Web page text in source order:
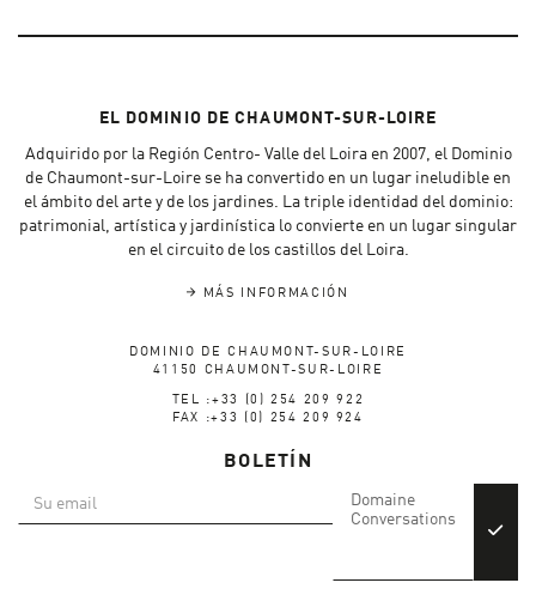
EL DOMINIO DE CHAUMONT-SUR-LOIRE
Adquirido por la Región Centro- Valle del Loira en 2007, el Dominio
de Chaumont-sur-Loire se ha convertido en un lugar ineludible en
el ámbito del arte y de los jardines. La triple identidad del dominio:
patrimonial, artística y jardinística lo convierte en un lugar singular
en el circuito de los castillos del Loira.
MÁS INFORMACIÓN
DOMINIO DE CHAUMONT-SUR-LOIRE
41150 CHAUMONT-SUR-LOIRE
TEL :+33 (0) 254 209 922
FAX :+33 (0) 254 209 924
BOLETÍN